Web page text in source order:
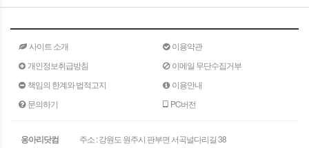
사이트 소개
이용약관
개인정보취급방침
이메일 무단수집거부
책임의 한계와 법적고지
이용안내
문의하기
PC버전
옹아리닷컴 주소 : 강원도 원주시 판부면 서곡널다리길 38